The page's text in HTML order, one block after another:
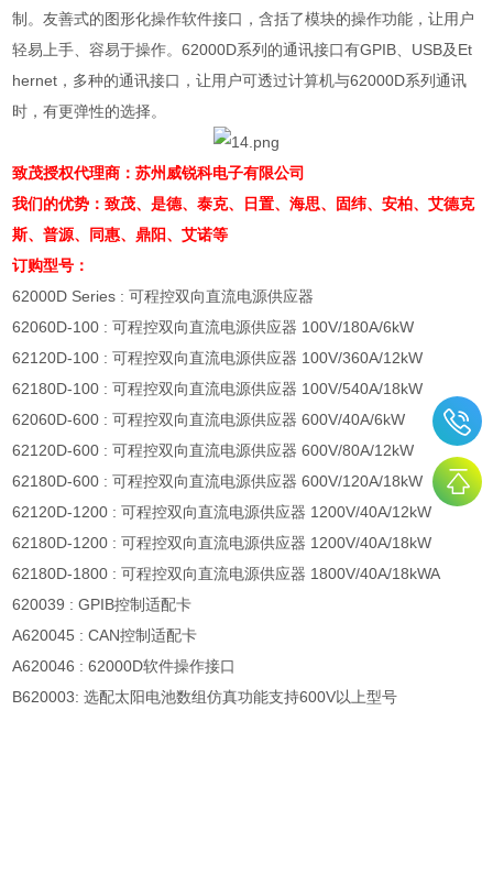
制。友善式的图形化操作软件接口，含括了模块的操作功能，让用户
轻易上手、容易于操作。62000D系列的通讯接口有GPIB USB及Et
hernet ，多种的通讯接口，让用户可透过计算机与62000D系列通讯
时，有更弹性的选择。
致茂授权代理商：苏州威锐科电子有限公司
我们的优势：致茂、是德、泰克、日置、海思、固纬、安柏、艾德克
斯、普源、同惠、鼎阳、艾诺等
订购型号：
62000D Series :可程控双向直流电源供应器
62060D-100 :可程控双向直流电源供应器 100V/180A/6kW
62120D-100 :可程控双向直流电源供应器 100V/360A/12kW
62180D-100 :可程控双向直流电源供应器 100V/540A/18kW
62060D-600 :可程控双向直流电源供应器 600V/40A/6kW
62120D-600 :可程控双向直流电源供应器 600V/80A/12kW
62180D-600 :可程控双向直流电源供应器 600V/120A/18kW
62120D-1200 :可程控双向直流电源供应器 1200V/40A/12kW
62180D-1200 :可程控双向直流电源供应器 1200V/40A/18kW
62180D-1800 :可程控双向直流电源供应器 1800V/40A/18kWA
620039 : GPIB控制适配卡
A620045 : CAN控制适配卡
A620046 : 62000D软件操作接口
B620003:选配太阳电池数组仿真功能支持600V以上型号